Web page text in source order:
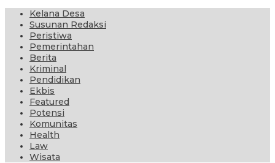
Kelana Desa
Susunan Redaksi
Peristiwa
Pemerintahan
Berita
Kriminal
Pendidikan
Ekbis
Featured
Potensi
Komunitas
Health
Law
Wisata